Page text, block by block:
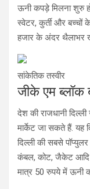
ऊनी कपड़े मिलना शुरु
स्वेटर, कुर्ती और बच्चों
हजार के अंदर थैलाभर
सांकेतिक तस्वीर
जीके एम ब्लॉक
देश की राजधानी
मार्केट जा सकते हैं. यह
दिल्ली की सबसे
कंबल, कोट, जैकेट आदि
मात्र 50 रुपये में ऊनी